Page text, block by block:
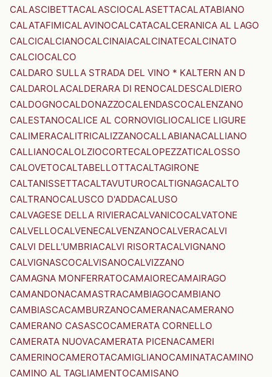
CALASCIBETTACALASCIOCALASETTACALATABIANO
CALATAFIMICALAVINOCALCATACALCERANICA AL LAGO
CALCICALCIANOCALCINAIACALCINATECALCINATO
CALCIOCALCO
CALDARO SULLA STRADA DEL VINO * KALTERN AN D
CALDAROLACALDERARA DI RENOCALDESCALDIERO
CALDOGNOCALDONAZZOCALENDASCOCALENZANO
CALESTANOCALICE AL CORNOVIGLIOCALICE LIGURE
CALIMERACALITRICALIZZANOCALLABIANACALLIANO
CALLIANOCALOLZIOCORTECALOPEZZATICALOSSO
CALOVETOCALTABELLOTTACALTAGIRONE
CALTANISSETTACALTAVUTUROCALTIGNAGACALTO
CALTRANOCALUSCO D'ADDACALUSO
CALVAGESE DELLA RIVIERACALVANICOCALVATONE
CALVELLOCALVENECALVENZANOCALVERACALVI
CALVI DELL'UMBRIACALVI RISORTACALVIGNANO
CALVIGNASCOCALVISANOCALVIZZANO
CAMAGNA MONFERRATOCAMAIORECAMAIRAGO
CAMANDONACAMASTRACAMBIAGOCAMBIANO
CAMBIASCACAMBURZANOCAMERANACAMERANO
CAMERANO CASASCOCAMERATA CORNELLO
CAMERATA NUOVACAMERATA PICENACAMERI
CAMERINOCAMEROTACAMIGLIANOCAMINATACAMINO
CAMINO AL TAGLIAMENTOCAMISANO